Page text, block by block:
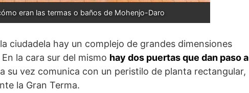
eran las termas o baños de Mohenjo-Daro
ciudadela hay un complejo de grandes dimensiones
la cara sur del mismo hay dos puertas que dan paso a
su vez comunica con un peristilo de planta rectangular,
la Gran Terma.